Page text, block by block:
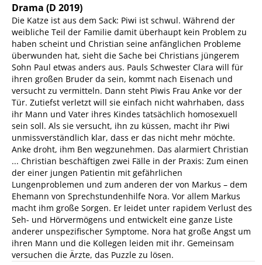
Drama (D 2019)
Die Katze ist aus dem Sack: Piwi ist schwul. Während der
weibliche Teil der Familie damit überhaupt kein Problem zu
haben scheint und Christian seine anfänglichen Probleme
überwunden hat, sieht die Sache bei Christians jüngerem
Sohn Paul etwas anders aus. Pauls Schwester Clara will für
ihren großen Bruder da sein, kommt nach Eisenach und
versucht zu vermitteln. Dann steht Piwis Frau Anke vor der
Tür. Zutiefst verletzt will sie einfach nicht wahrhaben, dass
ihr Mann und Vater ihres Kindes tatsächlich homosexuell
sein soll. Als sie versucht, ihn zu küssen, macht ihr Piwi
unmissverständlich klar, dass er das nicht mehr möchte.
Anke droht, ihm Ben wegzunehmen. Das alarmiert Christian
... Christian beschäftigen zwei Fälle in der Praxis: Zum einen
der einer jungen Patientin mit gefährlichen
Lungenproblemen und zum anderen der von Markus – dem
Ehemann von Sprechstundenhilfe Nora. Vor allem Markus
macht ihm große Sorgen. Er leidet unter rapidem Verlust des
Seh- und Hörvermögens und entwickelt eine ganze Liste
anderer unspezifischer Symptome. Nora hat große Angst um
ihren Mann und die Kollegen leiden mit ihr. Gemeinsam
versuchen die Ärzte, das Puzzle zu lösen.